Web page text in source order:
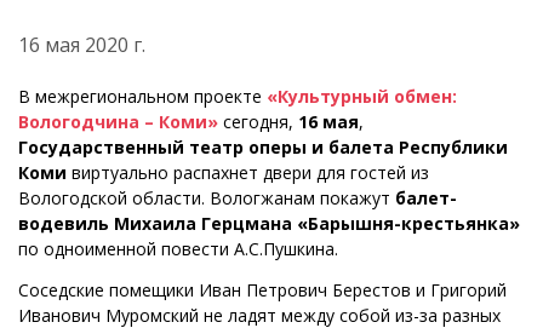
16 мая 2020 г.
В межрегиональном проекте «Культурный обмен:
Вологодчина – Коми» сегодня, 16 мая,
Государственный театр оперы и балета Республики
Коми виртуально распахнет двери для гостей из
Вологодской области. Вологжанам покажут балет-
водевиль Михаила Герцмана «Барышня-крестьянка»
по одноименной повести А.С.Пушкина.
Соседские помещики Иван Петрович Берестов и Григорий
Иванович Муромский не ладят между собой из-за разных